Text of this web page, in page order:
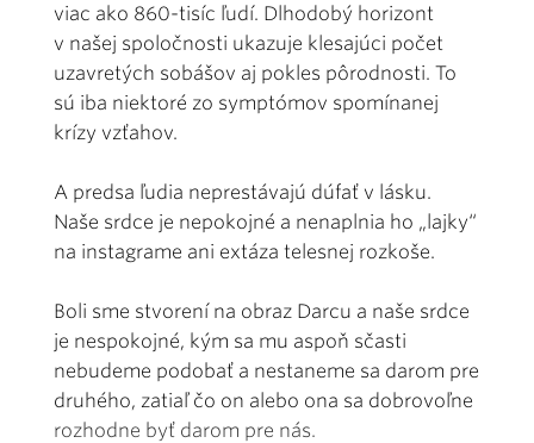
viac ako 860-tisíc ľudí. Dlhodobý horizont
v našej spoločnosti ukazuje klesajúci počet
uzavretých sobášov aj pokles pôrodnosti. To
sú iba niektoré zo symptómov spomínanej
krízy vzťahov.
A predsa ľudia neprestávajú dúfať v lásku.
Naše srdce je nepokojné a nenaplnia ho „lajky“
na instagrame ani extáza telesnej rozkoše.
Boli sme stvorení na obraz Darcu a naše srdce
je nespokojné, kým sa mu aspoň sčasti
nebudeme podobať a nestaneme sa darom pre
druhého, zatiaľ čo on alebo ona sa dobrovoľne
rozhodne byť darom pre nás.